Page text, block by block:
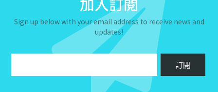
Sign up below with your email address to receive news and
updates!